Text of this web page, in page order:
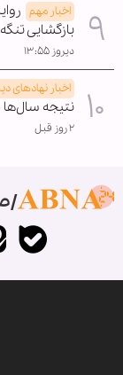
اخبار مهم
بازگشایی
دیروز ۱۳:۵۵
اخبار نهادهای
نتیجه
۲ روز قبل